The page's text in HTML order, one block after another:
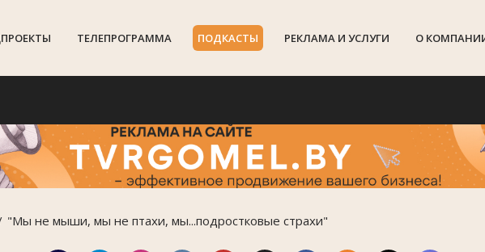
ТЕЛЕПРОГРАММА ПОДКАСТЫ РЕКЛАМА И УСЛУГИ О
"Мы не мыши, мы не птахи, мы...подростковые страхи"